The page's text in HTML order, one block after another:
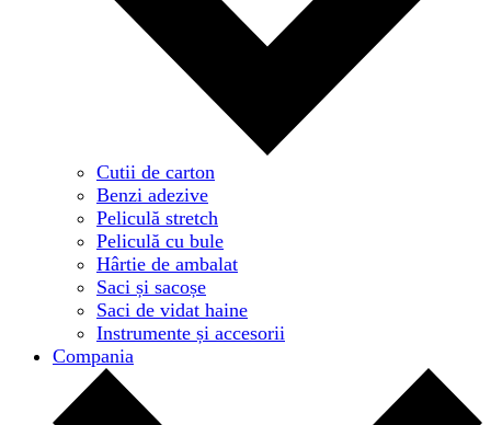
Cutii de carton
Benzi adezive
Peliculă stretch
Peliculă cu bule
Hârtie de ambalat
Saci și sacoșe
Saci de vidat haine
Instrumente și accesorii
Compania